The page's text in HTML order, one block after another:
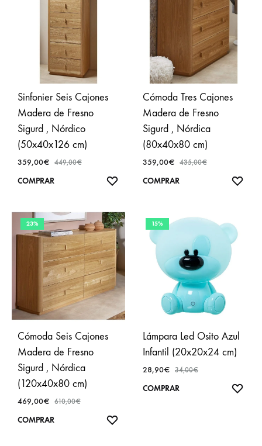
Sinfonier Seis Cajones
Madera de Fresno
Sigurd , Nórdico
(50x40x126 cm)
359,00€ 449,00€
COMPRAR
AÑADIR
Cómoda Tres Cajones
Madera de Fresno
Sigurd , Nórdica
(80x40x80 cm)
359,00€ 435,00€
COMPRAR
23%
Cómoda Seis Cajones
Madera de Fresno
Sigurd , Nórdica
(120x40x80 cm)
469,00€ 610,00€
COMPRAR
15%
Lámpara Led Osito Azul
Infantil (20x20x24 cm)
28,90€ 34,00€
COMPRAR